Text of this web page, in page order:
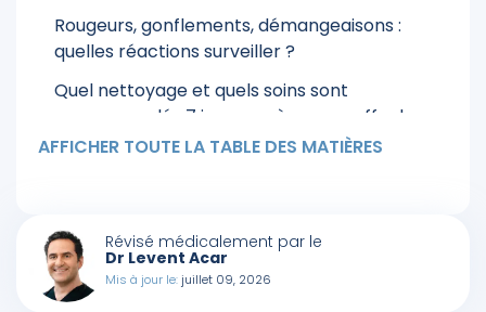
Rougeurs, gonflements, démangeaisons :
quelles réactions surveiller ?
Quel nettoyage et quels soins sont
recommandés 7 jours après une greffe de
cheveux ?
?
Quels sont les impacts sur le mode de vie à
J+7 ?
AFFICHER TOUTE LA TABLE DES MATIÈRES
Révisé médicalement par le
Dr Levent Acar
Mis à jour le:juillet 09, 2026